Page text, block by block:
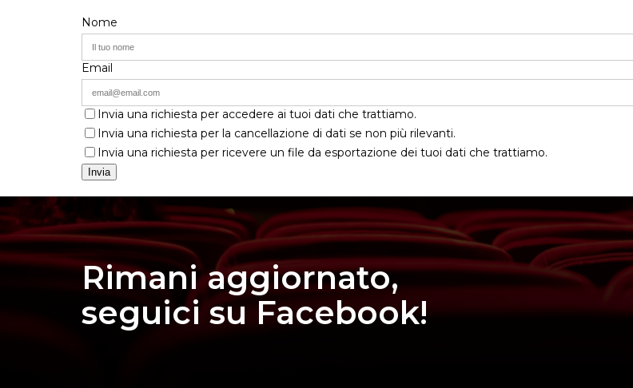
Nome
Email
Invia una richiesta per accedere ai tuoi dati che trattiamo.
Invia una richiesta per la cancellazione di dati se non più rilevanti.
Invia una richiesta per ricevere un file da esportazione dei tuoi dati che trattiamo.
Rimani aggiornato,
seguici su Facebook!